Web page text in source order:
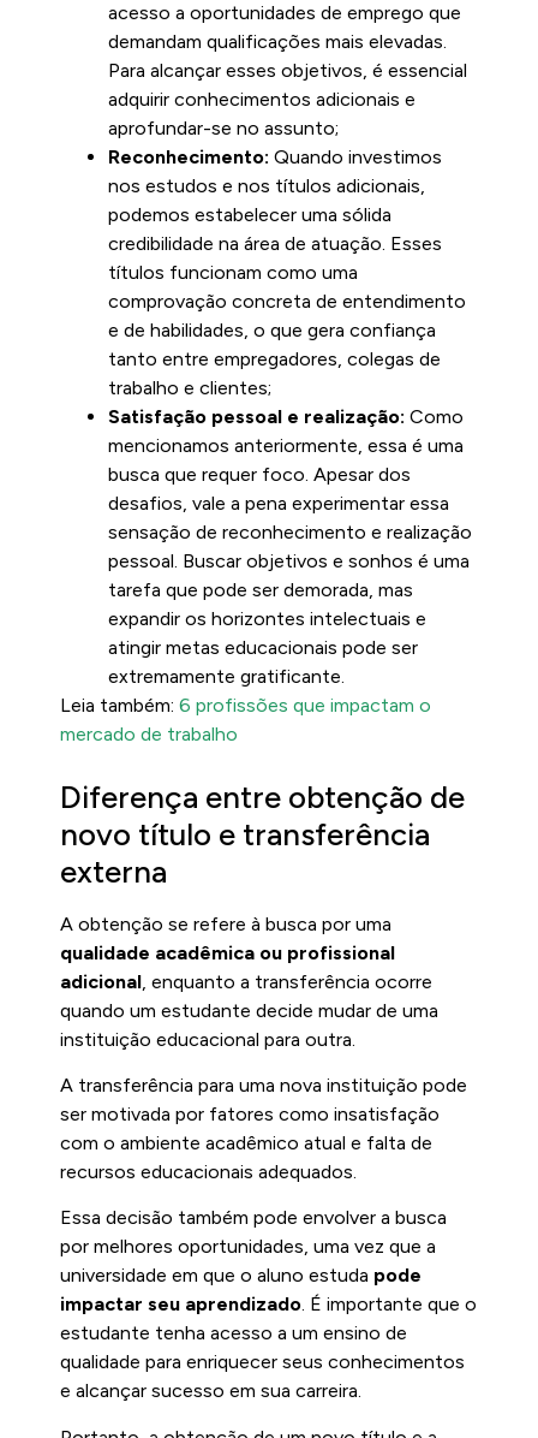
acesso a oportunidades de emprego que
demandam qualificações mais elevadas.
Para alcançar esses objetivos, é essencial
adquirir conhecimentos adicionais e
aprofundar-se no assunto;
Reconhecimento: Quando investimos
nos estudos e nos títulos adicionais,
podemos estabelecer uma sólida
credibilidade na área de atuação. Esses
títulos funcionam como uma
comprovação concreta de entendimento
e de habilidades, o que gera confiança
tanto entre empregadores, colegas de
trabalho e clientes;
Satisfação pessoal e realização: Como
mencionamos anteriormente, essa é uma
busca que requer foco. Apesar dos
desafios, vale a pena experimentar essa
sensação de reconhecimento e realização
pessoal. Buscar objetivos e sonhos é uma
tarefa que pode ser demorada, mas
expandir os horizontes intelectuais e
atingir metas educacionais pode ser
extremamente gratificante.
Leia também: 6 profissões que impactam o
mercado de trabalho
Diferença entre obtenção de
novo título e transferência
externa
A obtenção se refere à busca por uma
qualidade acadêmica ou profissional
adicional , enquanto a transferência ocorre
quando um estudante decide mudar de uma
instituição educacional para outra.
A transferência para uma nova instituição pode
ser motivada por fatores como insatisfação
com o ambiente acadêmico atual e falta de
recursos educacionais adequados.
Essa decisão também pode envolver a busca
por melhores oportunidades, uma vez que a
universidade em que o aluno estuda pode
impactar seu aprendizado. É importante que o
estudante tenha acesso a um ensino de
qualidade para enriquecer seus conhecimentos
e alcançar sucesso em sua carreira.